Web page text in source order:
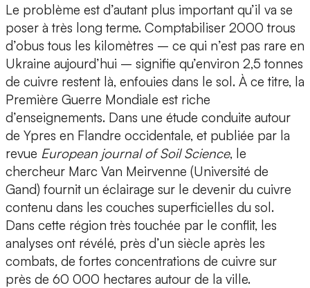
Le problème est d’autant plus important qu’il va se
poser à très long terme. Comptabiliser 2000 trous
d’obus tous les kilomètres – ce qui n’est pas rare en
Ukraine aujourd’hui – signifie qu’environ 2,5 tonnes
de cuivre restent là, enfouies dans le sol. À ce titre, la
Première Guerre Mondiale est riche
d’enseignements. Dans une étude conduite autour
de Ypres en Flandre occidentale, et publiée par la
revue European journal of Soil Science, le
chercheur Marc Van Meirvenne (Université de
Gand) fournit un éclairage sur le devenir du cuivre
contenu dans les couches superficielles du sol.
Dans cette région très touchée par le conflit, les
analyses ont révélé, près d’un siècle après les
combats, de fortes concentrations de cuivre sur
près de 60 000 hectares autour de la ville.